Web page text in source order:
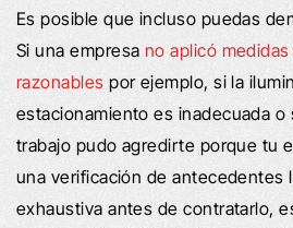
Es posible que incluso puedas
Si una empresa no aplicó
razonables por ejemplo, si la
estacionamiento es inadecuada
trabajo pudo agredirte porque tu
una verificación de antecedentes
exhaustiva antes de contratarlo,